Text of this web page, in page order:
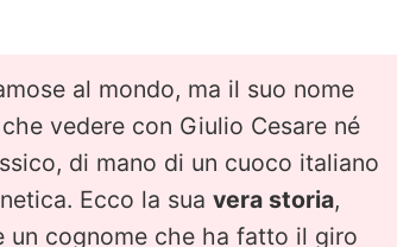
al mondo, ma il suo nome
vedere con Giulio Cesare né
di mano di un cuoco italiano
Ecco la sua vera storia,
cognome che ha fatto il giro